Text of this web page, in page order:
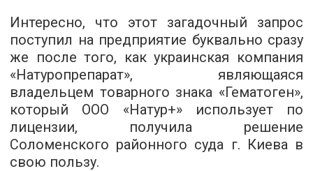
Интересно, что этот загадочный запрос
поступил на предприятие буквально сразу
же после того, как украинская компания
«Натуропрепарат», являющаяся
владельцем товарного знака «Гематоген»,
который ООО «Натур+» использует по
лицензии, получила решение
Соломенского районного суда г. Киева в
свою пользу.